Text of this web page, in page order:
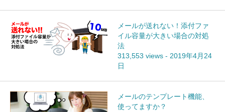
メールが送れない！添付ファ
イル容量が大きい場合の対処
法
313,553 views - 2019年4月24
日
メールのテンプレート機能、
使ってますか？